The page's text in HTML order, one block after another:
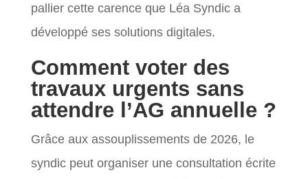
pallier cette carence que Léa Syndic a
développé ses solutions digitales.
Comment voter des
travaux urgents sans
attendre l’AG annuelle ?
Grâce aux assouplissements de 2026, le
syndic peut organiser une consultation écrite